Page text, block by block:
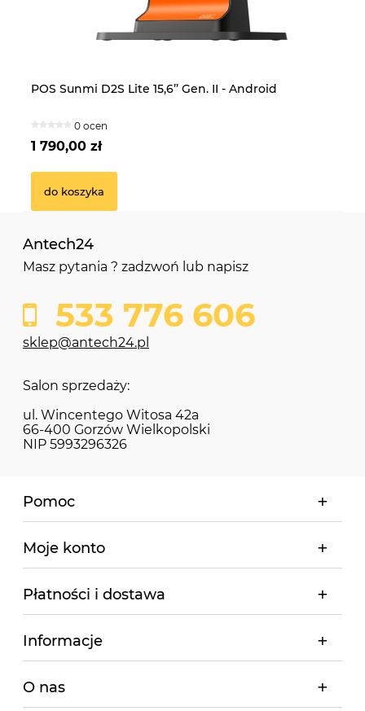
POS Sunmi D2S Lite 15,6’’ Gen. II - Android
0 ocen
1 790,00 zł
do koszyka
ACLAS KOBRA_ON LAN
5 ocen
1 399,00 zł
do koszyka
Antech24
Masz pytania ? zadzwoń lub napisz
533 776 606
sklep@antech24.pl
Salon sprzedaży:
ul. Wincentego Witosa 42a
66-400 Gorzów Wielkopolski
NIP 5993296326
Pomoc
Moje konto
Płatności i dostawa
Informacje
O nas